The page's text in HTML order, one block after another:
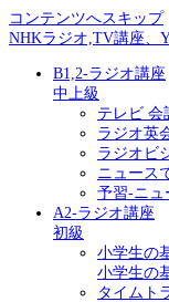
コンテンツへスキップ
NHKラジオ,TV講座、
B1,2-ラジオ講座
中上級
テレビ 会
ラジオ英
ラジオビ
ニュース
予習-ニュ
A2-ラジオ講座
初級
小学生の
小学生の
タイムト